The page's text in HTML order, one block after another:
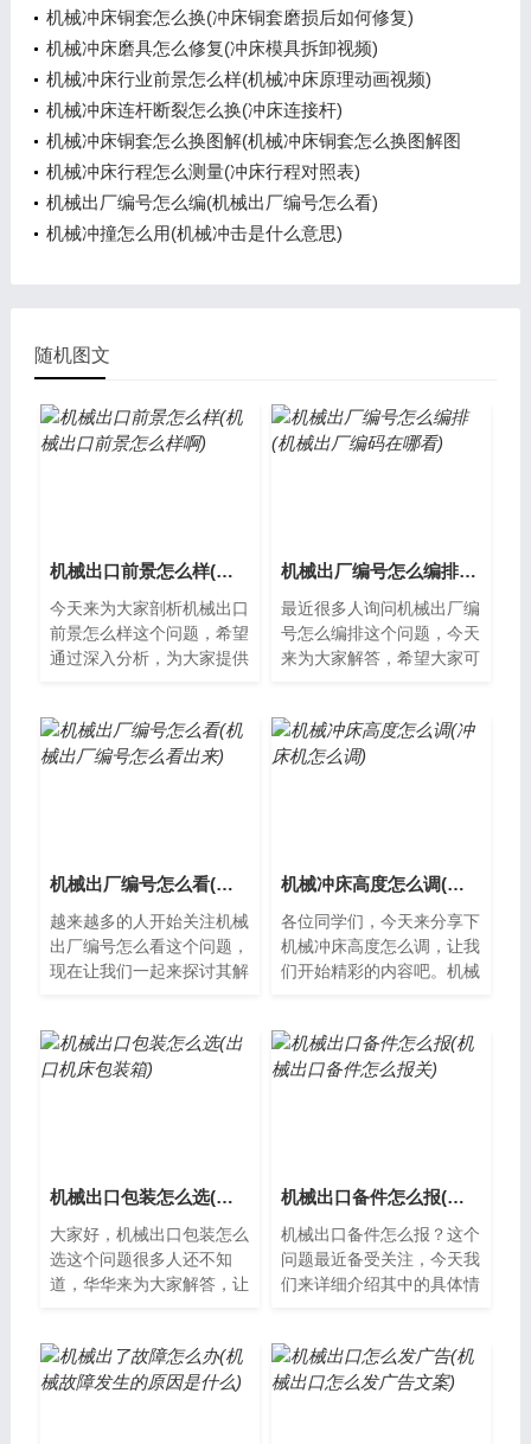
机械冲床铜套怎么换(冲床铜套磨损后如何修复)
机械冲床磨具怎么修复(冲床模具拆卸视频)
机械冲床行业前景怎么样(机械冲床原理动画视频)
机械冲床连杆断裂怎么换(冲床连接杆)
机械冲床铜套怎么换图解(机械冲床铜套怎么换图解图
片)
机械冲床行程怎么测量(冲床行程对照表)
机械出厂编号怎么编(机械出厂编号怎么看)
机械冲撞怎么用(机械冲击是什么意思)
随机图文
机械出口前景怎么样(机械出口前景怎么样啊)
今天来为大家剖析机械出口
前景怎么样这个问题，希望
通过深入分析，为大家提供
展，机械行...
机械出厂编号怎么编排(机械出厂编码在哪看)
最近很多人询问机械出厂编
号怎么编排这个问题，今天
来为大家解答，希望大家可
厂编号是指...
机械出厂编号怎么看(机械出厂编号怎么看出来)
越来越多的人开始关注机械
出厂编号怎么看这个问题，
现在让我们一起来探讨其解
造过程中由...
机械冲床高度怎么调(冲床机怎么调)
各位同学们，今天来分享下
机械冲床高度怎么调，让我
们开始精彩的内容吧。机械
以适应不同...
机械出口包装怎么选(出口机床包装箱)
大家好，机械出口包装怎么
选这个问题很多人还不知
道，华华来为大家解答，让
出口时，选择...
机械出口备件怎么报(机械出口备件怎么报关)
机械出口备件怎么报？这个
问题最近备受关注，今天我
们来详细介绍其中的具体情
将机械设备...